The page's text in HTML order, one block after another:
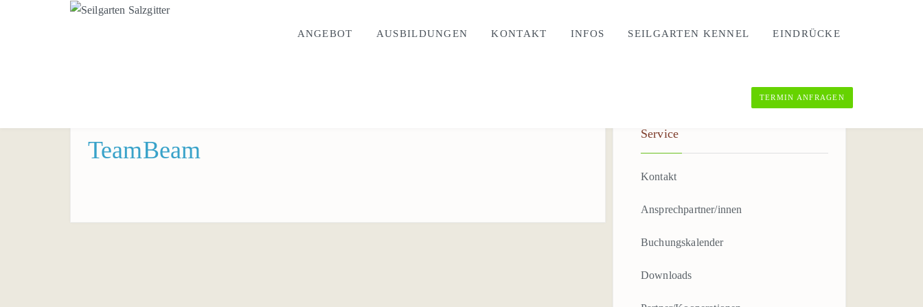
ANGEBOT AUSBILDUNGEN KONTAKT INFOS SEILGARTEN KENNEL EINDRÜCKE
TERMIN ANFRAGEN
TeamBeam
Service
Kontakt
Ansprechpartner/innen
Buchungskalender
Downloads